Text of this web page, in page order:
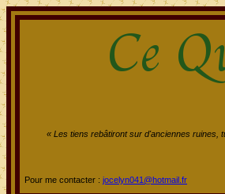
« Les tiens rebâtiront sur d'anciennes ruines,
Pour me contacter : jocelyn041@hotmail.fr